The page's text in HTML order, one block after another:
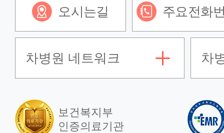
외과(대장항문)
성형외과
오시는길 주요전화
차병원 네트워크 차
보건복지부
인증의료기관